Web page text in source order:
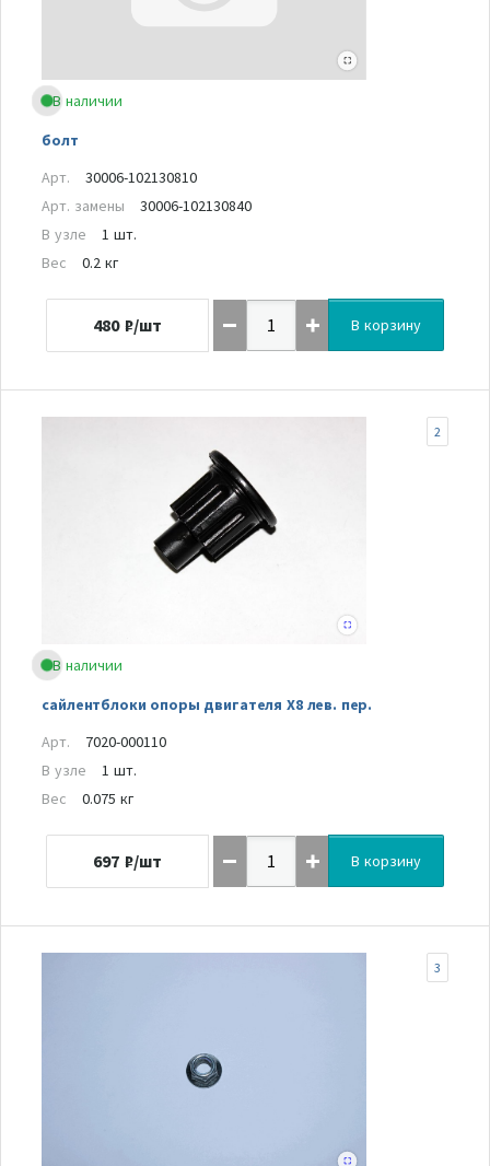
В наличии
болт
Арт.
30006-102130810
Арт. замены
30006-102130840
В узле
1 шт.
Вес
0.2 кг
480 ₽/шт В корзину
В наличии
сайлентблоки опоры двигателя Х8 лев. пер.
2
Арт.
7020-000110
В узле
1 шт.
Вес
0.075 кг
697 ₽/шт В корзину
3